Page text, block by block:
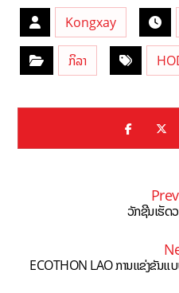
Kongxay
ກິລາ
ວັກຊີນເຮັດ
ECOTHON LAO ການແຂ່ງຂັນ